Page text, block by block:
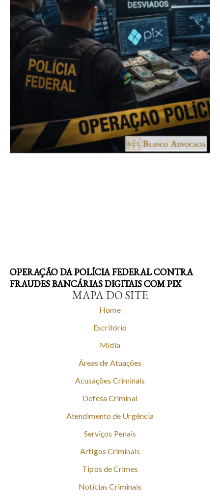
OPERAÇÃO DA POLÍCIA FEDERAL CONTRA
FRAUDES BANCÁRIAS DIGITAIS COM PIX
MAPA DO SITE
Home
Escritório
Mídia
Áreas de Atuações
Acusações Criminais
Defesa Criminal
Atendimento de Urgência
Serviços Penais
Artigos Criminais
Tipos de Crimes
Notícias Criminais